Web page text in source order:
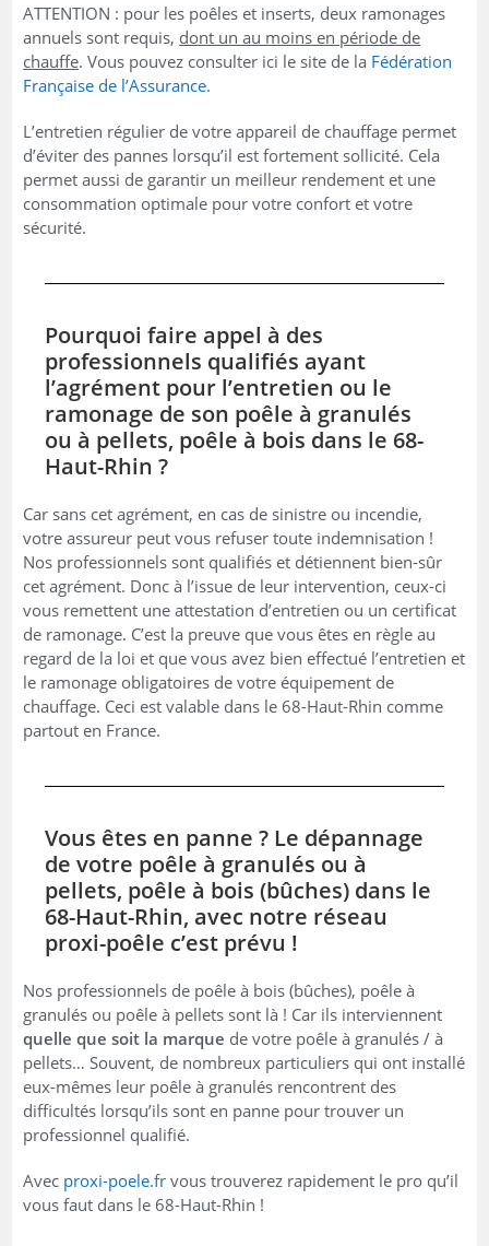
ATTENTION : pour les poêles et inserts, deux ramonages
annuels sont requis, dont un au moins en période de
chauffe. Vous pouvez consulter ici le site de la Fédération
Française de l’Assurance.
L’entretien régulier de votre appareil de chauffage permet
d’éviter des pannes lorsqu’il est fortement sollicité. Cela
permet aussi de garantir un meilleur rendement et une
consommation optimale pour votre confort et votre
sécurité.
Pourquoi faire appel à des
professionnels qualifiés ayant
l’agrément pour l’entretien ou le
ramonage de son poêle à granulés
ou à pellets, poêle à bois dans le 68-
Haut-Rhin ?
Car sans cet agrément, en cas de sinistre ou incendie,
votre assureur peut vous refuser toute indemnisation !
Nos professionnels sont qualifiés et détiennent bien-sûr
cet agrément. Donc à l’issue de leur intervention, ceux-ci
vous remettent une attestation d’entretien ou un certificat
de ramonage. C’est la preuve que vous êtes en règle au
regard de la loi et que vous avez bien effectué l’entretien et
le ramonage obligatoires de votre équipement de
chauffage. Ceci est valable dans le 68-Haut-Rhin comme
partout en France.
Vous êtes en panne ? Le dépannage
de votre poêle à granulés ou à
pellets, poêle à bois (bûches) dans le
68-Haut-Rhin, avec notre réseau
proxi-poêle c’est prévu !
Nos professionnels de poêle à bois (bûches), poêle à
granulés ou poêle à pellets sont là ! Car ils interviennent
quelle que soit la marque de votre poêle à granulés / à
pellets… Souvent, de nombreux particuliers qui ont installé
eux-mêmes leur poêle à granulés rencontrent des
difficultés lorsqu’ils sont en panne pour trouver un
professionnel qualifié.
Avec proxi-poele.fr vous trouverez rapidement le pro qu’il
vous faut dans le 68-Haut-Rhin !